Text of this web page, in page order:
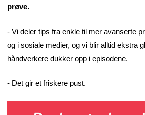
prøve.
- Vi deler tips fra enkle til mer avanserte
og i sosiale medier, og vi blir alltid ekstra
håndverkere dukker opp i episodene.
- Det gir et friskere pust.